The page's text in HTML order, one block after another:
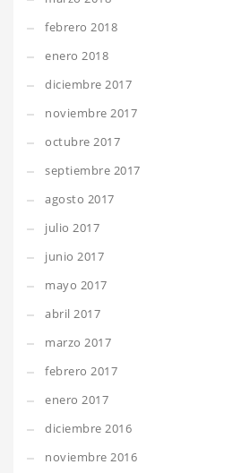
febrero 2018
enero 2018
diciembre 2017
noviembre 2017
octubre 2017
septiembre 2017
agosto 2017
julio 2017
junio 2017
mayo 2017
abril 2017
marzo 2017
febrero 2017
enero 2017
diciembre 2016
noviembre 2016